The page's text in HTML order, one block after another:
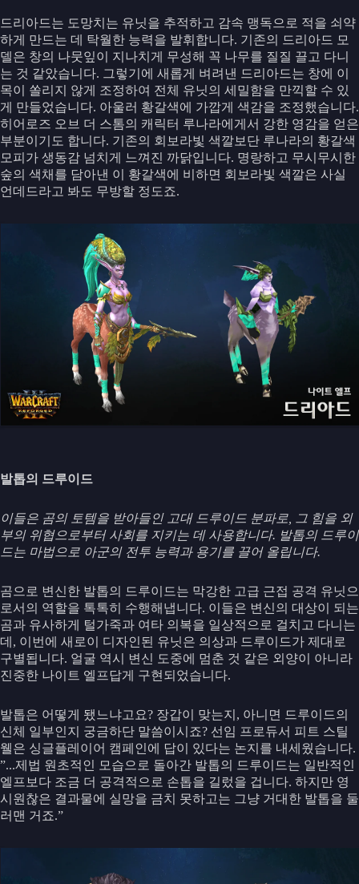
드리아드는 도망치는 유닛을 추적하고 감속 맹독으로 적을 쇠약
하게 만드는 데 탁월한 능력을 발휘합니다. 기존의 드리아드 모
델은 창의 나뭇잎이 지나치게 무성해 꼭 나무를 질질 끌고 다니
는 것 같았습니다. 그렇기에 새롭게 벼려낸 드리아드는 창에 이
목이 쏠리지 않게 조정하여 전체 유닛의 세밀함을 만끽할 수 있
게 만들었습니다. 아울러 황갈색에 가깝게 색감을 조정했습니다.
히어로즈 오브 더 스톰의 캐릭터 루나라에게서 강한 영감을 얻은
부분이기도 합니다. 기존의 회보라빛 색깔보단 루나라의 황갈색
모피가 생동감 넘치게 느껴진 까닭입니다. 명랑하고 무시무시한
숲의 색채를 담아낸 이 황갈색에 비하면 회보라빛 색깔은 사실
언데드라고 봐도 무방할 정도죠.
발톱의 드루이드
이들은 곰의 토템을 받아들인 고대 드루이드 분파로, 그 힘을 외
부의 위협으로부터 사회를 지키는 데 사용합니다. 발톱의 드루이
드는 마법으로 아군의 전투 능력과 용기를 끌어 올립니다.
곰으로 변신한 발톱의 드루이드는 막강한 고급 근접 공격 유닛으
로서의 역할을 톡톡히 수행해냅니다. 이들은 변신의 대상이 되는
곰과 유사하게 털가죽과 여타 의복을 일상적으로 걸치고 다니는
데, 이번에 새로이 디자인된 유닛은 의상과 드루이드가 제대로
구별됩니다. 얼굴 역시 변신 도중에 멈춘 것 같은 외양이 아니라
진중한 나이트 엘프답게 구현되었습니다.
발톱은 어떻게 됐느냐고요? 장갑이 맞는지, 아니면 드루이드의
신체 일부인지 궁금하단 말씀이시죠? 선임 프로듀서 피트 스틸
웰은 싱글플레이어 캠페인에 답이 있다는 논지를 내세웠습니다.
”...제법 원초적인 모습으로 돌아간 발톱의 드루이드는 일반적인
엘프보다 조금 더 공격적으로 손톱을 길렀을 겁니다. 하지만 영
시원찮은 결과물에 실망을 금치 못하고는 그냥 거대한 발톱을 둘
러맨 거죠.”